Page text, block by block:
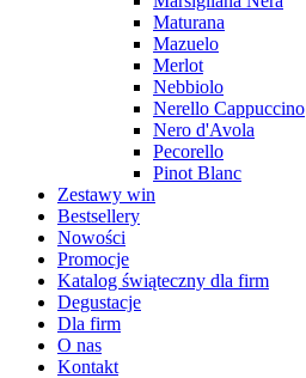
Maturana
Mazuelo
Merlot
Nebbiolo
Nerello Cappuccino
Nero d'Avola
Pecorello
Pinot Blanc
Zestawy win
Bestsellery
Nowości
Promocje
Katalog świąteczny dla firm
Degustacje
Dla firm
O nas
Kontakt